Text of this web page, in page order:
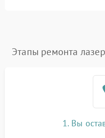
Этапы ремонта
1. Вы